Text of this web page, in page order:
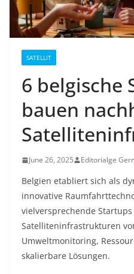
SATELLIT
6 belgische
bauen
June 26, 2025 Editorialge
Belgien etabliert sich als
innovative
vielversprechende
Satelliteninfrastrukturen
Umweltmonitoring,
skalierbare Lösungen.